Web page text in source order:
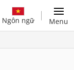
Ngôn ngữ Menu